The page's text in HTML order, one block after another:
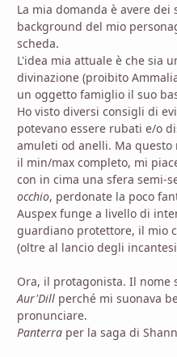
La mia domanda è avere
background del mio
scheda.
L'idea mia attuale è che sia
divinazione (proibito
un oggetto famiglio il suo
Ho visto diversi consigli di
potevano essere rubati e/o
amuleti od anelli. Ma questo
il min/max completo, mi
con in cima una sfera semi-
occhio, perdonate la poco
Auspex funge a livello di
guardiano protettore, il mio
(oltre al lancio degli
Ora, il protagonista. Il nome
Aur'Dill perché mi suonava
pronunciare.
Panterra per la saga di